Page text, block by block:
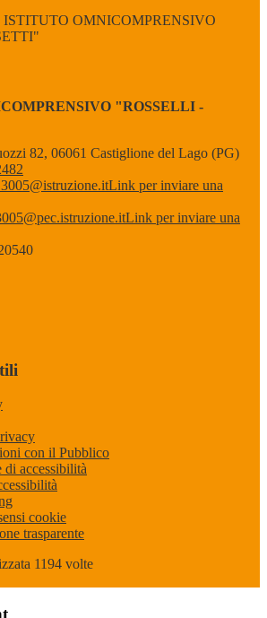
ISTITUTO OMNICOMPRENSIVO
"ROSSELLI -
82, 06061 Castiglione del Lago (PG)
Link per inviare una
Link per inviare una
con il Pubblico
accessibilità
cookie
trasparente
1194 volte